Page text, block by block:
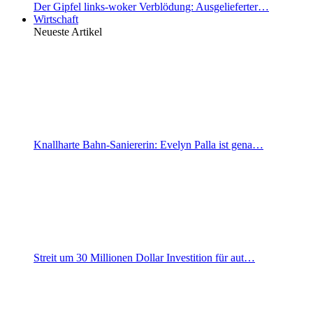
Der Gipfel links-woker Verblödung: Ausgelieferter…
Wirtschaft
Neueste Artikel
Knallharte Bahn-Saniererin: Evelyn Palla ist gena…
Streit um 30 Millionen Dollar Investition für aut…